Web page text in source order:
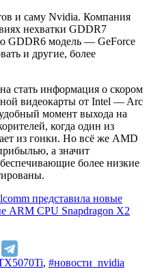
и саму Nvidia. Компания
нехватки GDDR7
GDDR6 модель — GeForce
и другие, более
стать информация о скором
видеокарты от Intel — Arc
момент выхода на
когда один из
из гонки. Но всё же AMD
а значит
более низкие
представила новые
ARM CPU Snapdragon X2
, #новости_nvidia